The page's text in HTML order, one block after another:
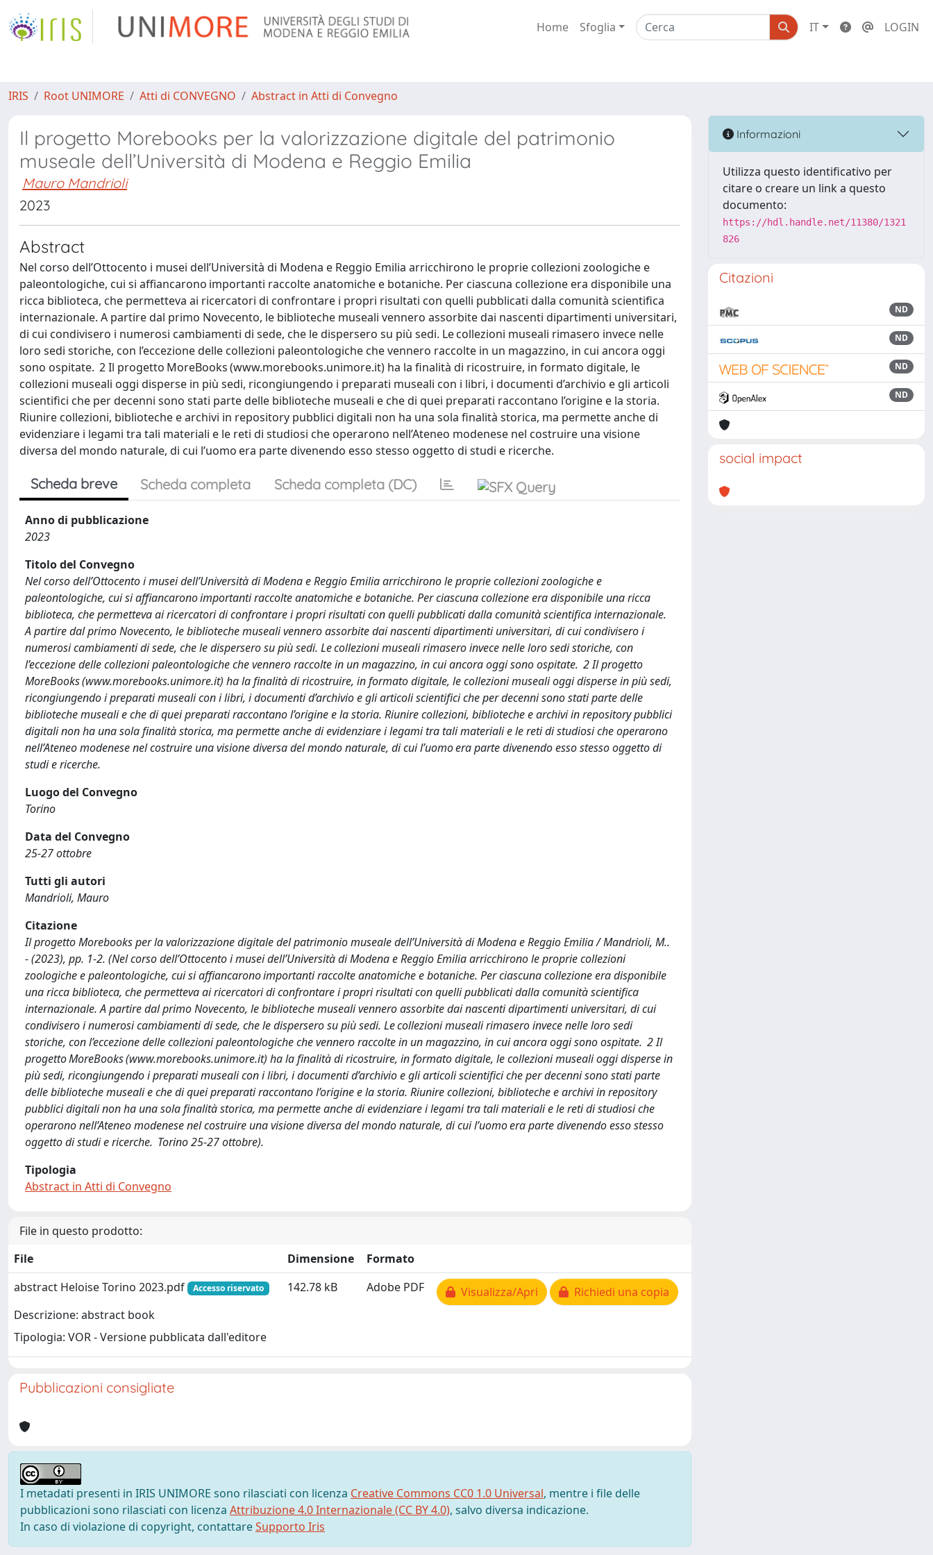
Home Sfoglia IT LOGIN
IRIS Root UNIMORE Atti di CONVEGNO Abstract in Atti di Convegno
Il progetto Morebooks per la valorizzazione digitale del patrimonio
museale dell’Università di Modena e Reggio Emilia
Mauro Mandrioli
2023
Abstract
Nel corso dell’Ottocento i musei dell’Università di Modena e Reggio Emilia arricchirono le proprie collezioni zoologiche e
paleontologiche, cui si affiancarono importanti raccolte anatomiche e botaniche. Per ciascuna collezione era disponibile una
ricca biblioteca, che permetteva ai ricercatori di confrontare i propri risultati con quelli pubblicati dalla comunità scientifica
internazionale. A partire dal primo Novecento, le biblioteche museali vennero assorbite dai nascenti dipartimenti universitari,
di cui condivisero i numerosi cambiamenti di sede, che le dispersero su più sedi. Le collezioni museali rimasero invece nelle
loro sedi storiche, con l’eccezione delle collezioni paleontologiche che vennero raccolte in un magazzino, in cui ancora oggi
sono ospitate. 2 Il progetto MoreBooks (www.morebooks.unimore.it) ha la finalità di ricostruire, in formato digitale, le
collezioni museali oggi disperse in più sedi, ricongiungendo i preparati museali con i libri, i documenti d’archivio e gli articoli
scientifici che per decenni sono stati parte delle biblioteche museali e che di quei preparati raccontano l’origine e la storia.
Riunire collezioni, biblioteche e archivi in repository pubblici digitali non ha una sola finalità storica, ma permette anche di
evidenziare i legami tra tali materiali e le reti di studiosi che operarono nell’Ateneo modenese nel costruire una visione
diversa del mondo naturale, di cui l’uomo era parte divenendo esso stesso oggetto di studi e ricerche.
Scheda breve Scheda completa Scheda completa (DC)
Anno di pubblicazione
2023
Titolo del Convegno
Nel corso dell’Ottocento i musei dell’Università di Modena e Reggio Emilia arricchirono le proprie collezioni zoologiche e
paleontologiche, cui si affiancarono importanti raccolte anatomiche e botaniche. Per ciascuna collezione era disponibile una ricca
biblioteca, che permetteva ai ricercatori di confrontare i propri risultati con quelli pubblicati dalla comunità scientifica internazionale.
A partire dal primo Novecento, le biblioteche museali vennero assorbite dai nascenti dipartimenti universitari, di cui condivisero i
numerosi cambiamenti di sede, che le dispersero su più sedi. Le collezioni museali rimasero invece nelle loro sedi storiche, con
l’eccezione delle collezioni paleontologiche che vennero raccolte in un magazzino, in cui ancora oggi sono ospitate. 2 Il progetto
MoreBooks (www.morebooks.unimore.it) ha la finalità di ricostruire, in formato digitale, le collezioni museali oggi disperse in più sedi,
ricongiungendo i preparati museali con i libri, i documenti d’archivio e gli articoli scientifici che per decenni sono stati parte delle
biblioteche museali e che di quei preparati raccontano l’origine e la storia. Riunire collezioni, biblioteche e archivi in repository pubblici
digitali non ha una sola finalità storica, ma permette anche di evidenziare i legami tra tali materiali e le reti di studiosi che operarono
nell’Ateneo modenese nel costruire una visione diversa del mondo naturale, di cui l’uomo era parte divenendo esso stesso oggetto di
studi e ricerche.
Luogo del Convegno
Torino
Data del Convegno
25-27 ottobre
Tutti gli autori
Mandrioli, Mauro
Citazione
Il progetto Morebooks per la valorizzazione digitale del patrimonio museale dell’Università di Modena e Reggio Emilia / Mandrioli, M..
- (2023), pp. 1-2. (Nel corso dell’Ottocento i musei dell’Università di Modena e Reggio Emilia arricchirono le proprie collezioni
zoologiche e paleontologiche, cui si affiancarono importanti raccolte anatomiche e botaniche. Per ciascuna collezione era disponibile
una ricca biblioteca, che permetteva ai ricercatori di confrontare i propri risultati con quelli pubblicati dalla comunità scientifica
internazionale. A partire dal primo Novecento, le biblioteche museali vennero assorbite dai nascenti dipartimenti universitari, di cui
condivisero i numerosi cambiamenti di sede, che le dispersero su più sedi. Le collezioni museali rimasero invece nelle loro sedi
storiche, con l’eccezione delle collezioni paleontologiche che vennero raccolte in un magazzino, in cui ancora oggi sono ospitate. 2 Il
progetto MoreBooks (www.morebooks.unimore.it) ha la finalità di ricostruire, in formato digitale, le collezioni museali oggi disperse in
più sedi, ricongiungendo i preparati museali con i libri, i documenti d’archivio e gli articoli scientifici che per decenni sono stati parte
delle biblioteche museali e che di quei preparati raccontano l’origine e la storia. Riunire collezioni, biblioteche e archivi in repository
pubblici digitali non ha una sola finalità storica, ma permette anche di evidenziare i legami tra tali materiali e le reti di studiosi che
operarono nell’Ateneo modenese nel costruire una visione diversa del mondo naturale, di cui l’uomo era parte divenendo esso stesso
oggetto di studi e ricerche. Torino 25-27 ottobre).
Tipologia
Abstract in Atti di Convegno
File in questo prodotto:
File
Dimensione
Formato
abstract Heloise Torino 2023.pdf
Accesso riservato
Descrizione: abstract book
Tipologia: VOR - Versione pubblicata dall'editore
142.78 kB Adobe PDF Visualizza/Apri Richiedi una copia
Pubblicazioni consigliate
I metadati presenti in IRIS UNIMORE sono rilasciati con licenza Creative Commons CC0 1.0 Universal, mentre i file delle
pubblicazioni sono rilasciati con licenza Attribuzione 4.0 Internazionale (CC BY 4.0), salvo diversa indicazione.
In caso di violazione di copyright, contattareSupporto Iris
Informazioni
Utilizza questo identificativo per
citare o creare un link a questo
documento:
https://hdl.handle.net/11380/1321
826
Citazioni
ND
ND
ND
ND
social impact